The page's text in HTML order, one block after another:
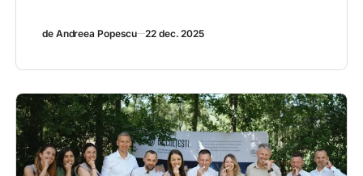
de Andreea Popescu 22 dec. 2025